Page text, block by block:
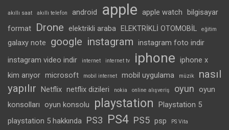
akıllı saat akıllı telefon android apple apple watch bilgisayar
format
Drone elektrikli araba ELEKTRİKLİ OTOMOBİL eğitim
galaxy note google instagram instagram foto indir
instagram video indir
internet internet tv iphone iphone x
kim arıyor microsoft mobil internet mobil uygulama müzik
nasıl
yapılır Netflix netflix dizileri nokia online alışveriş oyun
oyun
konsolları
oyun konsolu playstation
Playstation 5
playstation 5 hakkında PS3 PS4 PS5 psp PS Vita